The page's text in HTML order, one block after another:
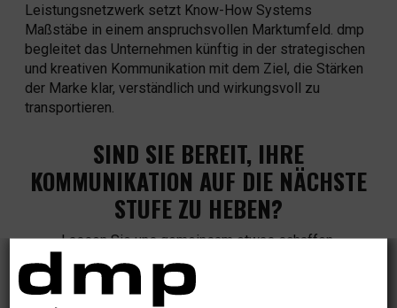
Leistungsnetzwerk setzt Know-How Systems
Maßstäbe in einem anspruchsvollen Marktumfeld. dmp
begleitet das Unternehmen künftig in der strategischen
und kreativen Kommunikation mit dem Ziel, die Stärken
der Marke klar, verständlich und wirkungsvoll zu
transportieren.
SIND SIE BEREIT, IHRE
KOMMUNIKATION AUF DIE NÄCHSTE
STUFE ZU HEBEN?
Lassen Sie uns gemeinsam etwas schaffen.
KONTAKT